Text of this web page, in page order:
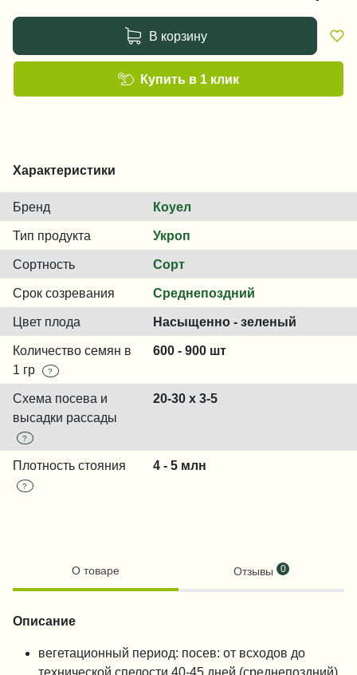
В корзину
Купить в 1 клик
Характеристики
Бренд Коуел
Тип продукта Укроп
Сортность Сорт
Срок созревания Среднепоздний
Цвет плода Насыщенно - зеленый
Количество семян в
1 гр
?
600 - 900 шт
Схема посева и
высадки рассады
?
20-30 х 3-5
Плотность стояния
?
4 - 5 млн
О товаре Отзывы 0
Описание
вегетационный период: посев: от всходов до
технической спелости 40-45 дней (среднепоздний)